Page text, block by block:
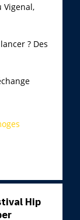
Vigenal,
? Des
Hip